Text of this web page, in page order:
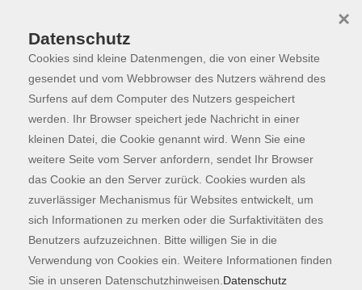
Skip to main content
Programm
Der Kurs konnte nicht gefunden werden.
Kontaktformular
Impressum
AGB
Datenschutzerklärung
Datenschutz
Cookies sind kleine Datenmengen, die von einer Website
gesendet und vom Webbrowser des Nutzers während des
Surfens auf dem Computer des Nutzers gespeichert
werden. Ihr Browser speichert jede Nachricht in einer
kleinen Datei, die Cookie genannt wird. Wenn Sie eine
weitere Seite vom Server anfordern, sendet Ihr Browser
das Cookie an den Server zurück. Cookies wurden als
zuverlässiger Mechanismus für Websites entwickelt, um
sich Informationen zu merken oder die Surfaktivitäten des
Benutzers aufzuzeichnen. Bitte willigen Sie in die
Verwendung von Cookies ein. Weitere Informationen finden
Sie in unseren Datenschutzhinweisen. Datenschutz
×